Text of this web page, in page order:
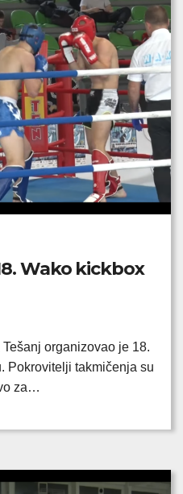
Wako kickbox
organizovao je 18.
Pokrovitelji takmičenja su
za…